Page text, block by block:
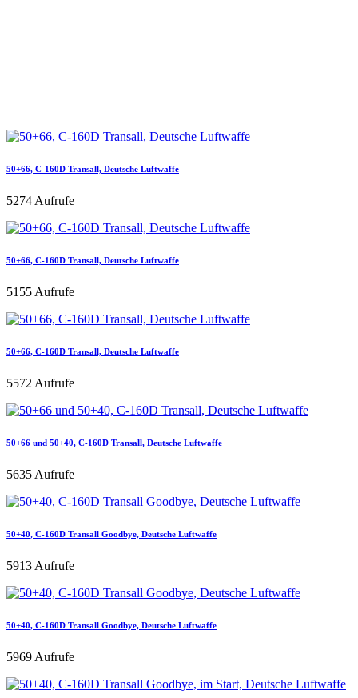
50+66, C-160D Transall, Deutsche Luftwaffe
5274 Aufrufe
50+66, C-160D Transall, Deutsche Luftwaffe
5155 Aufrufe
50+66, C-160D Transall, Deutsche Luftwaffe
5572 Aufrufe
50+66 und 50+40, C-160D Transall, Deutsche Luftwaffe
5635 Aufrufe
50+40, C-160D Transall Goodbye, Deutsche Luftwaffe
5913 Aufrufe
50+40, C-160D Transall Goodbye, Deutsche Luftwaffe
5969 Aufrufe